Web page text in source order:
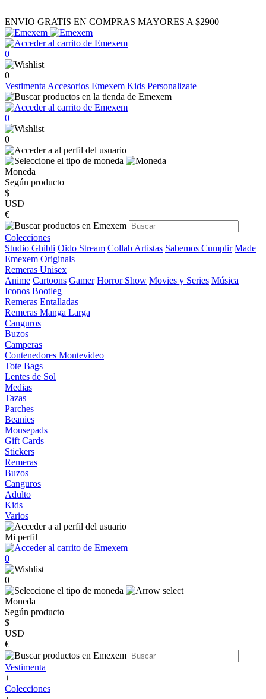
ENVIO GRATIS EN COMPRAS MAYORES A $2900
0
0
Vestimenta Accesorios Emexem Kids Personalizate
0
0
Moneda
Según producto
$
USD
€
Colecciones
Studio Ghibli Oido Stream Collab Artistas Sabemos Cumplir Made
Emexem Originals
Remeras Unisex
Anime Cartoons Gamer Horror Show Movies y Series Música
Iconos Bootleg
Remeras Entalladas
Remeras Manga Larga
Canguros
Buzos
Camperas
Contenedores Montevideo
Tote Bags
Lentes de Sol
Medias
Tazas
Parches
Beanies
Mousepads
Gift Cards
Stickers
Remeras
Buzos
Canguros
Adulto
Kids
Varios
Mi perfil
0
0
Moneda
Según producto
$
USD
€
Vestimenta
+
Colecciones